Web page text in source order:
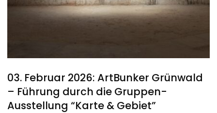
03. Februar 2026: ArtBunker Grünwald
– Führung durch die Gruppen-
Ausstellung “Karte & Gebiet”